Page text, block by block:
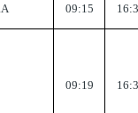
09:15
09:19